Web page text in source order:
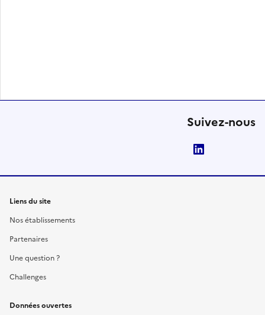
Suivez-nous
Liens du site
Nos établissements
Partenaires
Une question ?
Challenges
Données ouvertes